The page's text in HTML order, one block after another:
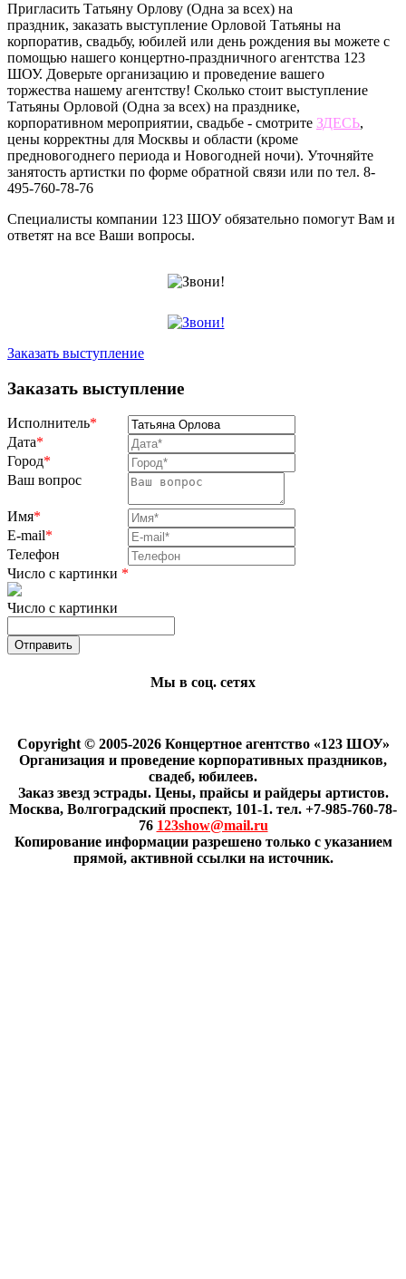
Пригласить Татьяну Орлову (Одна за всех) на
праздник, заказать выступление Орловой Татьяны на
корпоратив, свадьбу, юбилей или день рождения вы можете с
помощью нашего концертно-праздничного агентства 123
ШОУ. Доверьте организацию и проведение вашего
торжества нашему агентству! Сколько стоит выступление
Татьяны Орловой (Одна за всех) на празднике,
корпоративном мероприятии, свадьбе - смотрите ЗДЕСЬ,
цены корректны для Москвы и области (кроме
предновогоднего периода и Новогодней ночи). Уточняйте
занятость артистки по форме обратной связи или по тел. 8-
495-760-78-76
Специалисты компании 123 ШОУ обязательно помогут Вам и
ответят на все Ваши вопросы.
Заказать выступление
Заказать выступление
Исполнитель*
Дата*
Город*
Ваш вопрос
Имя*
E-mail*
Телефон
Число с картинки *
Число с картинки
Мы в соц. сетях
Copyright © 2005-2026 Концертное агентство «123 ШОУ»
Организация и проведение корпоративных праздников,
свадеб, юбилеев.
Заказ звезд эстрады. Цены, прайсы и райдеры артистов.
Москва, Волгоградский проспект, 101-1. тел. +7-985-760-78-
76 123show@mail.ru
Копирование информации разрешено только с указанием
прямой, активной ссылки на источник.